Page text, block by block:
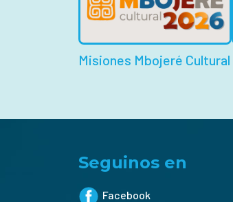
Misiones Mbojeré Cultural
Seguinos en
Facebook